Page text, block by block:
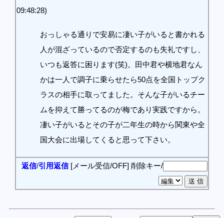
09:48:28)
おっしゃる通りで安易に凄い子がいると書かれる
人が混ざっているので否定するのも失礼ですし、
いつも返答に困ります(笑)。田中君や横地君なん
かは一人で調子に乗らせたら50点を全国トップク
ラスの相手に取ってました。そんな子がいるチー
ムを抑えて勝ってるのが梅であり実践ですから。
凄い子がいるとその子が二年生の時から関東や全
国大会に出場してくると思って下さい。
返信/引用返信[メール受信/OFF] 削除キー/